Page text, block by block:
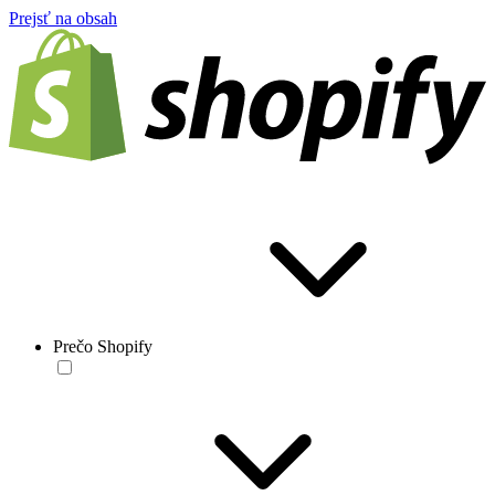
Prejsť na obsah
Prečo Shopify